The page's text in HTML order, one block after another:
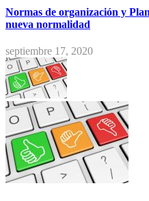
Normas de organización y
nueva normalidad
septiembre 17, 2020